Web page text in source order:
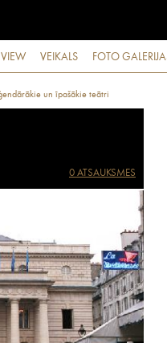
VIEW VEIKALS FOTO
un īpašākie teātri
0 ATSAUKSMES